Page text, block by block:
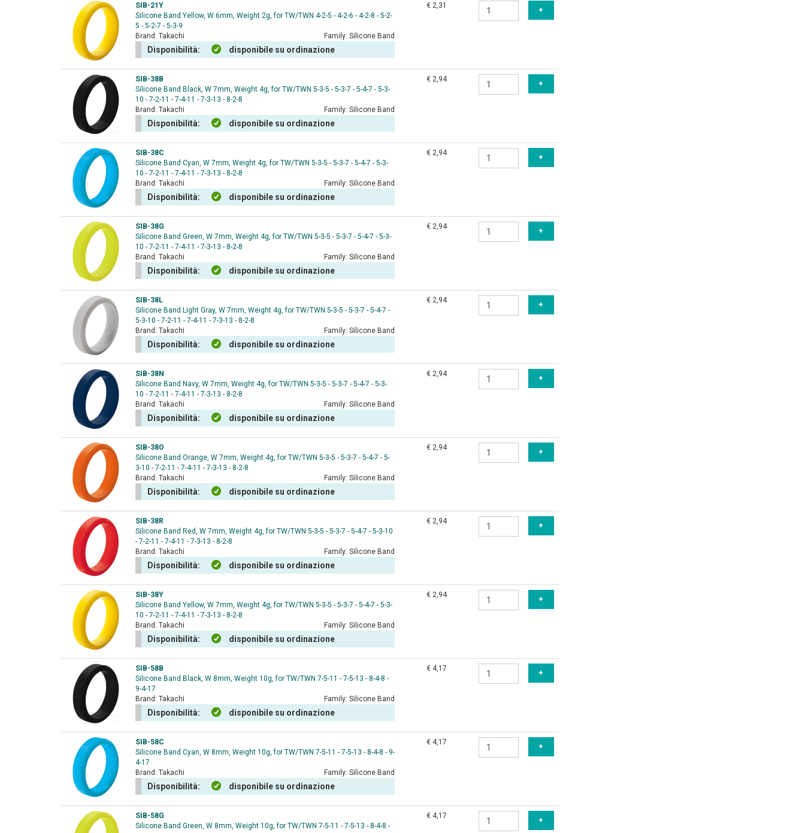
SIB-21Y
Silicone Band Yellow, W 6mm, Weight 2g, for TW/TWN 4-2-5 - 4-2-6 - 4-2-8 - 5-2-
5 - 5-2-7 - 5-3-9
Brand: Takachi Family: Silicone Band
Disponibilità: disponibile su ordinazione
€ 2,31
SIB-38B
Silicone Band Black, W 7mm, Weight 4g, for TW/TWN 5-3-5 - 5-3-7 - 5-4-7 - 5-3-
10 - 7-2-11 - 7-4-11 - 7-3-13 - 8-2-8
Brand: Takachi Family: Silicone Band
Disponibilità: disponibile su ordinazione
€ 2,94
SIB-38C
Silicone Band Cyan, W 7mm, Weight 4g, for TW/TWN 5-3-5 - 5-3-7 - 5-4-7 - 5-3-
10 - 7-2-11 - 7-4-11 - 7-3-13 - 8-2-8
Brand: Takachi Family: Silicone Band
Disponibilità: disponibile su ordinazione
€ 2,94
SIB-38G
Silicone Band Green, W 7mm, Weight 4g, for TW/TWN 5-3-5 - 5-3-7 - 5-4-7 - 5-3-
10 - 7-2-11 - 7-4-11 - 7-3-13 - 8-2-8
Brand: Takachi Family: Silicone Band
Disponibilità: disponibile su ordinazione
€ 2,94
SIB-38L
Silicone Band Light Gray, W 7mm, Weight 4g, for TW/TWN 5-3-5 - 5-3-7 - 5-4-7 -
5-3-10 - 7-2-11 - 7-4-11 - 7-3-13 - 8-2-8
Brand: Takachi Family: Silicone Band
Disponibilità: disponibile su ordinazione
€ 2,94
SIB-38N
Silicone Band Navy, W 7mm, Weight 4g, for TW/TWN 5-3-5 - 5-3-7 - 5-4-7 - 5-3-
10 - 7-2-11 - 7-4-11 - 7-3-13 - 8-2-8
Brand: Takachi Family: Silicone Band
Disponibilità: disponibile su ordinazione
€ 2,94
SIB-38O
Silicone Band Orange, W 7mm, Weight 4g, for TW/TWN 5-3-5 - 5-3-7 - 5-4-7 - 5-
3-10 - 7-2-11 - 7-4-11 - 7-3-13 - 8-2-8
Brand: Takachi Family: Silicone Band
Disponibilità: disponibile su ordinazione
€ 2,94
SIB-38R
Silicone Band Red, W 7mm, Weight 4g, for TW/TWN 5-3-5 - 5-3-7 - 5-4-7 - 5-3-10
- 7-2-11 - 7-4-11 - 7-3-13 - 8-2-8
Brand: Takachi Family: Silicone Band
Disponibilità: disponibile su ordinazione
€ 2,94
SIB-38Y
Silicone Band Yellow, W 7mm, Weight 4g, for TW/TWN 5-3-5 - 5-3-7 - 5-4-7 - 5-3-
10 - 7-2-11 - 7-4-11 - 7-3-13 - 8-2-8
Brand: Takachi Family: Silicone Band
Disponibilità: disponibile su ordinazione
€ 2,94
SIB-58B
Silicone Band Black, W 8mm, Weight 10g, for TW/TWN 7-5-11 - 7-5-13 - 8-4-8 -
9-4-17
Brand: Takachi Family: Silicone Band
Disponibilità: disponibile su ordinazione
€ 4,17
SIB-58C
Silicone Band Cyan, W 8mm, Weight 10g, for TW/TWN 7-5-11 - 7-5-13 - 8-4-8 - 9-
4-17
Brand: Takachi Family: Silicone Band
Disponibilità: disponibile su ordinazione
€ 4,17
SIB-58G
Silicone Band Green, W 8mm, Weight 10g, for TW/TWN 7-5-11 - 7-5-13 - 8-4-8 -
€ 4,17